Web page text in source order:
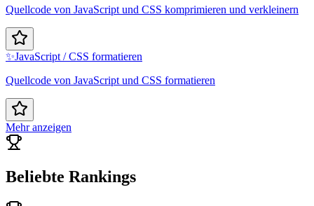
Quellcode von JavaScript und CSS komprimieren und verkleinern
✨JavaScript / CSS formatieren
Quellcode von JavaScript und CSS formatieren
Mehr anzeigen
Beliebte Rankings